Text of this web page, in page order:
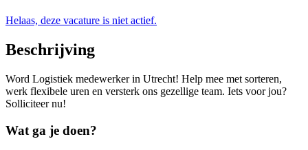
Helaas, deze vacature is niet actief.
Beschrijving
Word Logistiek medewerker in Utrecht! Help mee met sorteren,
werk flexibele uren en versterk ons gezellige team. Iets voor jou?
Solliciteer nu!
Wat ga je doen?